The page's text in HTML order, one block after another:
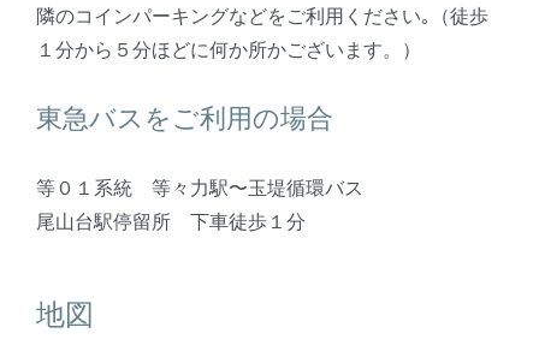
隣のコインパーキングなどをご利用ください｡（徒歩
１分から５分ほどに何か所かございます。）
東急バスをご利用の場合
等０１系統 等々力駅〜玉堤循環バス
尾山台駅停留所 下車徒歩１分
地図